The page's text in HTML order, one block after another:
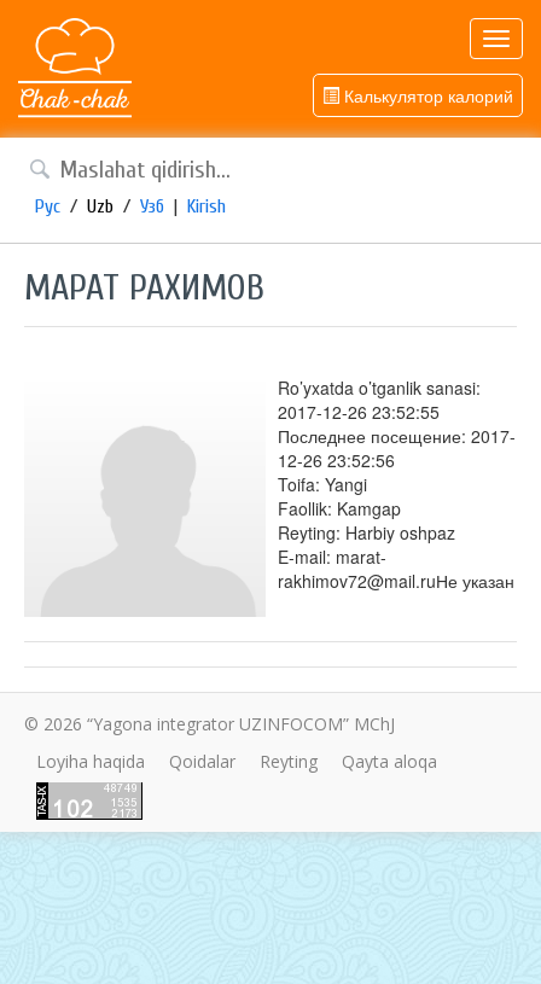
Калькулятор калорий
Рус / Uzb / Узб | Kirish
МАРАТ РАХИМОВ
Ro’yxatda o’tganlik sanasi:
2017-12-26 23:52:55
Последнее посещение: 2017-
12-26 23:52:56
Toifa: Yangi
Faollik: Kamgap
Reyting: Harbiy oshpaz
E-mail: marat-
rakhimov72@mail.ruНе указан
© 2026 “Yagona integrator UZINFOCOM” MChJ
Loyiha haqida
Qoidalar Reyting Qayta aloqa